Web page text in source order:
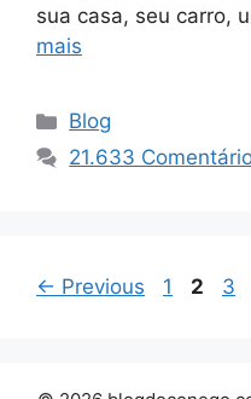
sua casa, seu carro,
mais
Categorias
Blog
21.633
← Previous Page
1 Page
2 3